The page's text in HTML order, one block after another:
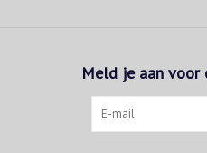
Meld je aan voor